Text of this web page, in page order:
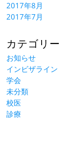
2017年8月
2017年7月
カテゴリー
お知らせ
インビザライン
学会
未分類
校医
診療